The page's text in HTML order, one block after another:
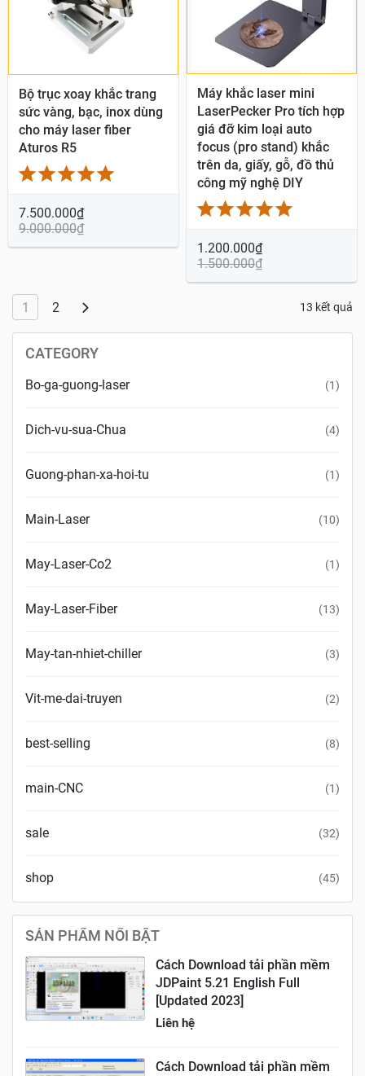
Quick View
Bộ trục xoay khắc trang
sức vàng, bạc, inox dùng
cho máy laser fiber
Aturos R5
7.500.000₫
9.000.000₫
Quick View
Máy khắc laser mini
LaserPecker Pro tích hợp
giá đỡ kim loại auto
focus (pro stand) khắc
trên da, giấy, gỗ, đồ thủ
công mỹ nghệ DIY
1.200.000₫
1.500.000₫
1 2 13 kết quả
CATEGORY
Bo-ga-guong-laser 1
Dich-vu-sua-Chua 4
Guong-phan-xa-hoi-tu 1
Main-Laser 10
May-Laser-Co2 1
May-Laser-Fiber 13
May-tan-nhiet-chiller 3
Vit-me-dai-truyen 2
best-selling 8
main-CNC 1
sale 32
shop 45
SẢN PHẨM NỔI BẬT
Cách Download tải phần mềm
JDPaint 5.21 English Full
[Updated 2023]
Liên hệ
Cách Download tải phần mềm